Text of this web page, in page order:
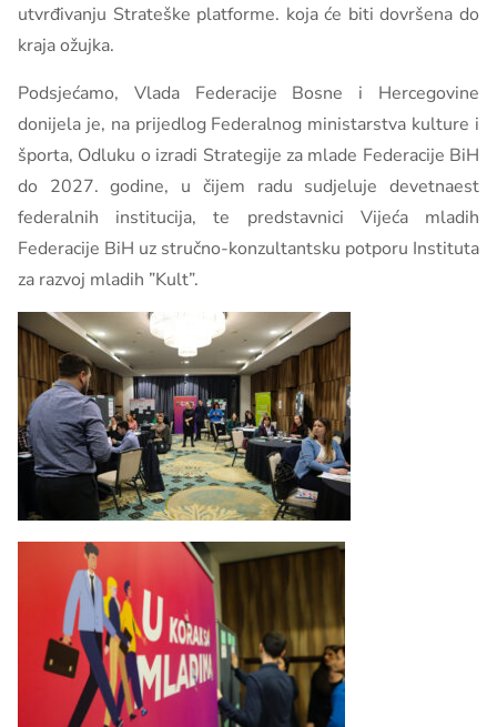
utvrđivanju Strateške platforme. koja će biti dovršena do
kraja ožujka.
Podsjećamo, Vlada Federacije Bosne i Hercegovine
donijela je, na prijedlog Federalnog ministarstva kulture i
športa, Odluku o izradi Strategije za mlade Federacije BiH
do 2027. godine, u čijem radu sudjeluje devetnaest
federalnih institucija, te predstavnici Vijeća mladih
Federacije BiH uz stručno-konzultantsku potporu Instituta
za razvoj mladih ”Kult”.